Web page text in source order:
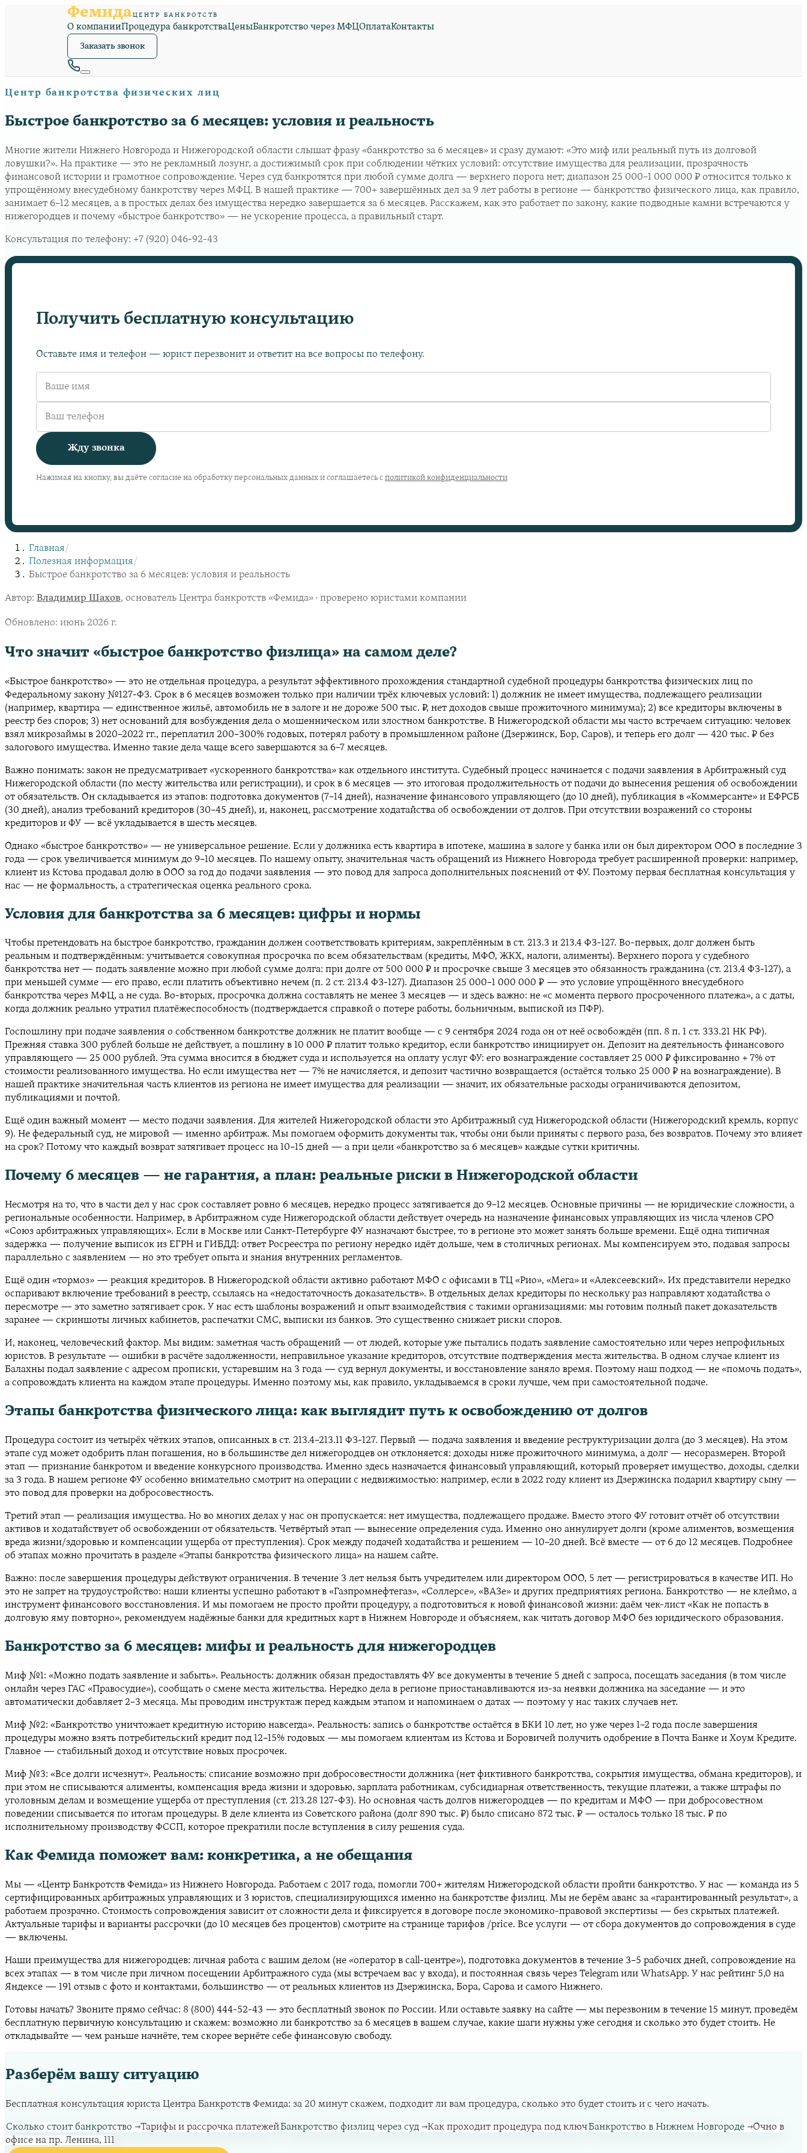
ФемидаЦЕНТР БАНКРОТСТВ
О компанииПроцедура банкротстваЦеныБанкротство через МФЦОплатаКонтакты
Заказать звонок
Центр банкротства физических лиц
Быстрое банкротство за 6 месяцев: условия и реальность
Многие жители Нижнего Новгорода и Нижегородской области слышат фразу «банкротство за 6 месяцев» и сразу думают: «Это миф или реальный путь из долговой
ловушки?». На практике — это не рекламный лозунг, а достижимый срок при соблюдении чётких условий: отсутствие имущества для реализации, прозрачность
финансовой истории и грамотное сопровождение. Через суд банкротятся при любой сумме долга — верхнего порога нет; диапазон 25 000–1 000 000 ₽ относится только к
упрощённому внесудебному банкротству через МФЦ. В нашей практике — 700+ завершённых дел за 9 лет работы в регионе — банкротство физического лица, как правило,
занимает 6–12 месяцев, а в простых делах без имущества нередко завершается за 6 месяцев. Расскажем, как это работает по закону, какие подводные камни встречаются у
нижегородцев и почему «быстрое банкротство» — не ускорение процесса, а правильный старт.
Консультация по телефону: +7 (920) 046-92-43
Получить бесплатную консультацию
Оставьте имя и телефон — юрист перезвонит и ответит на все вопросы по телефону.
Жду звонка
Нажимая на кнопку, вы даёте согласие на обработку персональных данных и соглашаетесь с политикой конфиденциальности
Главная/
Полезная информация/
Быстрое банкротство за 6 месяцев: условия и реальность
Автор: Владимир Шахов, основатель Центра банкротств «Фемида» · проверено юристами компании
Обновлено: июнь 2026 г.
Что значит «быстрое банкротство физлица» на самом деле?
«Быстрое банкротство» — это не отдельная процедура, а результат эффективного прохождения стандартной судебной процедуры банкротства физических лиц по
Федеральному закону №127-ФЗ. Срок в 6 месяцев возможен только при наличии трёх ключевых условий: 1) должник не имеет имущества, подлежащего реализации
(например, квартира — единственное жильё, автомобиль не в залоге и не дороже 500 тыс. ₽, нет доходов свыше прожиточного минимума); 2) все кредиторы включены в
реестр без споров; 3) нет оснований для возбуждения дела о мошенническом или злостном банкротстве. В Нижегородской области мы часто встречаем ситуацию: человек
взял микрозаймы в 2020–2022 гг., переплатил 200–300% годовых, потерял работу в промышленном районе (Дзержинск, Бор, Саров), и теперь его долг — 420 тыс. ₽ без
залогового имущества. Именно такие дела чаще всего завершаются за 6–7 месяцев.
Важно понимать: закон не предусматривает «ускоренного банкротства» как отдельного института. Судебный процесс начинается с подачи заявления в Арбитражный суд
Нижегородской области (по месту жительства или регистрации), и срок в 6 месяцев — это итоговая продолжительность от подачи до вынесения решения об освобождении
от обязательств. Он складывается из этапов: подготовка документов (7–14 дней), назначение финансового управляющего (до 10 дней), публикация в «Коммерсанте» и ЕФРСБ
(30 дней), анализ требований кредиторов (30–45 дней), и, наконец, рассмотрение ходатайства об освобождении от долгов. При отсутствии возражений со стороны
кредиторов и ФУ — всё укладывается в шесть месяцев.
Однако «быстрое банкротство» — не универсальное решение. Если у должника есть квартира в ипотеке, машина в залоге у банка или он был директором ООО в последние 3
года — срок увеличивается минимум до 9–10 месяцев. По нашему опыту, значительная часть обращений из Нижнего Новгорода требует расширенной проверки: например,
клиент из Кстова продавал долю в ООО за год до подачи заявления — это повод для запроса дополнительных пояснений от ФУ. Поэтому первая бесплатная консультация у
нас — не формальность, а стратегическая оценка реального срока.
Условия для банкротства за 6 месяцев: цифры и нормы
Чтобы претендовать на быстрое банкротство, гражданин должен соответствовать критериям, закреплённым в ст. 213.3 и 213.4 ФЗ-127. Во-первых, долг должен быть
реальным и подтверждённым: учитывается совокупная просрочка по всем обязательствам (кредиты, МФО, ЖКХ, налоги, алименты). Верхнего порога у судебного
банкротства нет — подать заявление можно при любой сумме долга: при долге от 500 000 ₽ и просрочке свыше 3 месяцев это обязанность гражданина (ст. 213.4 ФЗ-127), а
при меньшей сумме — его право, если платить объективно нечем (п. 2 ст. 213.4 ФЗ-127). Диапазон 25 000–1 000 000 ₽ — это условие упрощённого внесудебного
банкротства через МФЦ, а не суда. Во-вторых, просрочка должна составлять не менее 3 месяцев — и здесь важно: не «с момента первого просроченного платежа», а с даты,
когда должник реально утратил платёжеспособность (подтверждается справкой о потере работы, больничным, выпиской из ПФР).
Госпошлину при подаче заявления о собственном банкротстве должник не платит вообще — с 9 сентября 2024 года он от неё освобождён (пп. 8 п. 1 ст. 333.21 НК РФ).
Прежняя ставка 300 рублей больше не действует, а пошлину в 10 000 ₽ платит только кредитор, если банкротство инициирует он. Депозит на деятельность финансового
управляющего — 25 000 рублей. Эта сумма вносится в бюджет суда и используется на оплату услуг ФУ: его вознаграждение составляет 25 000 ₽ фиксированно + 7% от
стоимости реализованного имущества. Но если имущества нет — 7% не начисляется, и депозит частично возвращается (остаётся только 25 000 ₽ на вознаграждение). В
нашей практике значительная часть клиентов из региона не имеет имущества для реализации — значит, их обязательные расходы ограничиваются депозитом,
публикациями и почтой.
Ещё один важный момент — место подачи заявления. Для жителей Нижегородской области это Арбитражный суд Нижегородской области (Нижегородский кремль, корпус
9). Не федеральный суд, не мировой — именно арбитраж. Мы помогаем оформить документы так, чтобы они были приняты с первого раза, без возвратов. Почему это влияет
на срок? Потому что каждый возврат затягивает процесс на 10–15 дней — а при цели «банкротство за 6 месяцев» каждые сутки критичны.
Почему 6 месяцев — не гарантия, а план: реальные риски в Нижегородской области
Несмотря на то, что в части дел у нас срок составляет ровно 6 месяцев, нередко процесс затягивается до 9–12 месяцев. Основные причины — не юридические сложности, а
региональные особенности. Например, в Арбитражном суде Нижегородской области действует очередь на назначение финансовых управляющих из числа членов СРО
«Союз арбитражных управляющих». Если в Москве или Санкт-Петербурге ФУ назначают быстрее, то в регионе это может занять больше времени. Ещё одна типичная
задержка — получение выписок из ЕГРН и ГИБДД: ответ Росреестра по региону нередко идёт дольше, чем в столичных регионах. Мы компенсируем это, подавая запросы
параллельно с заявлением — но это требует опыта и знания внутренних регламентов.
Ещё один «тормоз» — реакция кредиторов. В Нижегородской области активно работают МФО с офисами в ТЦ «Рио», «Мега» и «Алексеевский». Их представители нередко
оспаривают включение требований в реестр, ссылаясь на «недостаточность доказательств». В отдельных делах кредиторы по нескольку раз направляют ходатайства о
пересмотре — это заметно затягивает срок. У нас есть шаблоны возражений и опыт взаимодействия с такими организациями: мы готовим полный пакет доказательств
заранее — скриншоты личных кабинетов, распечатки СМС, выписки из банков. Это существенно снижает риски споров.
И, наконец, человеческий фактор. Мы видим: заметная часть обращений — от людей, которые уже пытались подать заявление самостоятельно или через непрофильных
юристов. В результате — ошибки в расчёте задолженности, неправильное указание кредиторов, отсутствие подтверждения места жительства. В одном случае клиент из
Балахны подал заявление с адресом прописки, устаревшим на 3 года — суд вернул документы, и восстановление заняло время. Поэтому наш подход — не «помочь подать»,
а сопровождать клиента на каждом этапе процедуры. Именно поэтому мы, как правило, укладываемся в сроки лучше, чем при самостоятельной подаче.
Этапы банкротства физического лица: как выглядит путь к освобождению от долгов
Процедура состоит из четырёх чётких этапов, описанных в ст. 213.4–213.11 ФЗ-127. Первый — подача заявления и введение реструктуризации долга (до 3 месяцев). На этом
этапе суд может одобрить план погашения, но в большинстве дел нижегородцев он отклоняется: доходы ниже прожиточного минимума, а долг — несоразмерен. Второй
этап — признание банкротом и введение конкурсного производства. Именно здесь назначается финансовый управляющий, который проверяет имущество, доходы, сделки
за 3 года. В нашем регионе ФУ особенно внимательно смотрит на операции с недвижимостью: например, если в 2022 году клиент из Дзержинска подарил квартиру сыну —
это повод для проверки на добросовестность.
Третий этап — реализация имущества. Но во многих делах у нас он пропускается: нет имущества, подлежащего продаже. Вместо этого ФУ готовит отчёт об отсутствии
активов и ходатайствует об освобождении от обязательств. Четвёртый этап — вынесение определения суда. Именно оно аннулирует долги (кроме алиментов, возмещения
вреда жизни/здоровью и компенсации ущерба от преступления). Срок между подачей ходатайства и решением — 10–20 дней. Всё вместе — от 6 до 12 месяцев. Подробнее
об этапах можно прочитать в разделе «Этапы банкротства физического лица» на нашем сайте.
Важно: после завершения процедуры действуют ограничения. В течение 3 лет нельзя быть учредителем или директором ООО, 5 лет — регистрироваться в качестве ИП. Но
это не запрет на трудоустройство: наши клиенты успешно работают в «Газпромнефтегаз», «Соллерсе», «ВАЗе» и других предприятиях региона. Банкротство — не клеймо, а
инструмент финансового восстановления. И мы помогаем не просто пройти процедуру, а подготовиться к новой финансовой жизни: даём чек-лист «Как не попасть в
долговую яму повторно», рекомендуем надёжные банки для кредитных карт в Нижнем Новгороде и объясняем, как читать договор МФО без юридического образования.
Банкротство за 6 месяцев: мифы и реальность для нижегородцев
Миф №1: «Можно подать заявление и забыть». Реальность: должник обязан предоставлять ФУ все документы в течение 5 дней с запроса, посещать заседания (в том числе
онлайн через ГАС «Правосудие»), сообщать о смене места жительства. Нередко дела в регионе приостанавливаются из-за неявки должника на заседание — и это
автоматически добавляет 2–3 месяца. Мы проводим инструктаж перед каждым этапом и напоминаем о датах — поэтому у нас таких случаев нет.
Миф №2: «Банкротство уничтожает кредитную историю навсегда». Реальность: запись о банкротстве остаётся в БКИ 10 лет, но уже через 1–2 года после завершения
процедуры можно взять потребительский кредит под 12–15% годовых — мы помогаем клиентам из Кстова и Боровичей получить одобрение в Почта Банке и Хоум Кредите.
Главное — стабильный доход и отсутствие новых просрочек.
Миф №3: «Все долги исчезнут». Реальность: списание возможно при добросовестности должника (нет фиктивного банкротства, сокрытия имущества, обмана кредиторов), и
при этом не списываются алименты, компенсация вреда жизни и здоровью, зарплата работникам, субсидиарная ответственность, текущие платежи, а также штрафы по
уголовным делам и возмещение ущерба от преступления (ст. 213.28 127-ФЗ). Но основная часть долгов нижегородцев — по кредитам и МФО — при добросовестном
поведении списывается по итогам процедуры. В деле клиента из Советского района (долг 890 тыс. ₽) было списано 872 тыс. ₽ — осталось только 18 тыс. ₽ по
исполнительному производству ФССП, которое прекратили после вступления в силу решения суда.
Как Фемида поможет вам: конкретика, а не обещания
Мы — «Центр Банкротств Фемида» из Нижнего Новгорода. Работаем с 2017 года, помогли 700+ жителям Нижегородской области пройти банкротство. У нас — команда из 5
сертифицированных арбитражных управляющих и 3 юристов, специализирующихся именно на банкротстве физлиц. Мы не берём аванс за «гарантированный результат», а
работаем прозрачно. Стоимость сопровождения зависит от сложности дела и фиксируется в договоре после экономико-правовой экспертизы — без скрытых платежей.
Актуальные тарифы и варианты рассрочки (до 10 месяцев без процентов) смотрите на странице тарифов /price. Все услуги — от сбора документов до сопровождения в суде
— включены.
Наши преимущества для нижегородцев: личная работа с вашим делом (не «оператор в call-центре»), подготовка документов в течение 3–5 рабочих дней, сопровождение на
всех этапах — в том числе при личном посещении Арбитражного суда (мы встречаем вас у входа), и постоянная связь через Telegram или WhatsApp. У нас рейтинг 5,0 на
Яндексе — 191 отзыв с фото и контактами, большинство — от реальных клиентов из Дзержинска, Бора, Сарова и самого Нижнего.
Готовы начать? Звоните прямо сейчас: 8 (800) 444-52-43 — это бесплатный звонок по России. Или оставьте заявку на сайте — мы перезвоним в течение 15 минут, проведём
бесплатную первичную консультацию и скажем: возможно ли банкротство за 6 месяцев в вашем случае, какие шаги нужны уже сегодня и сколько это будет стоить. Не
откладывайте — чем раньше начнёте, тем скорее вернёте себе финансовую свободу.
Разберём вашу ситуацию
Бесплатная консультация юриста Центра Банкротств Фемида: за 20 минут скажем, подходит ли вам процедура, сколько это будет стоить и с чего начать.
Сколько стоит банкротство →Тарифы и рассрочка платежейБанкротство физлиц через суд →Как проходит процедура под ключБанкротство в Нижнем Новгороде →Очно в
офисе на пр. Ленина, 111